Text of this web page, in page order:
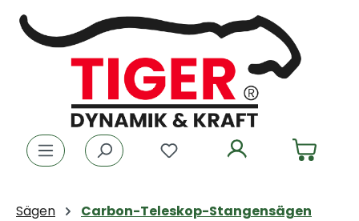
Zum Hauptinhalt springen
Du hast 0 Produkte auf
Sägen Carbon-Teleskop-Stangensägen